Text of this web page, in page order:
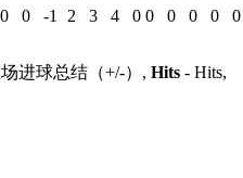
0 0 -1 2 3 4 0 0 0 0 0
0
进球总结（+/-）, Hits - Hits,